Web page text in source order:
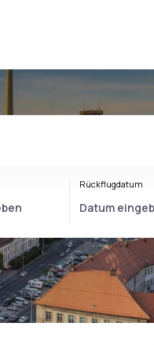
Rückflugdatum